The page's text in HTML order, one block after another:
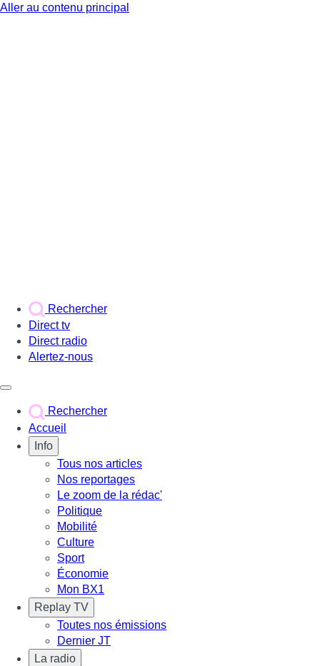
Aller au contenu principal
Rechercher
Direct tv
Direct radio
Alertez-nous
Rechercher
Accueil
Info
Tous nos articles
Nos reportages
Le zoom de la rédac'
Politique
Mobilité
Culture
Sport
Économie
Mon BX1
Replay TV
Toutes nos émissions
Dernier JT
La radio